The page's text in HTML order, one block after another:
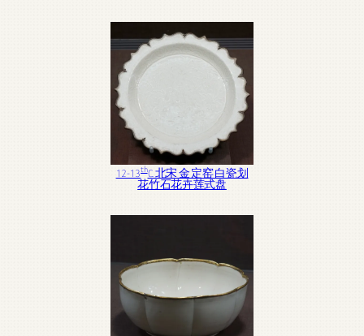
12-13thC. 北宋 金 定窑 白瓷划
花竹石花卉莲式盘